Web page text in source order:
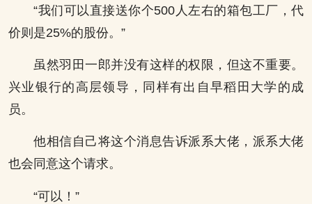
“我们可以直接送你个500人左右的箱包工厂，代
价则是25%的股份。”
虽然羽田一郎并没有这样的权限，但这不重要。
兴业银行的高层领导，同样有出自早稻田大学的成
员。
他相信自己将这个消息告诉派系大佬，派系大佬
也会同意这个请求。
“可以！”